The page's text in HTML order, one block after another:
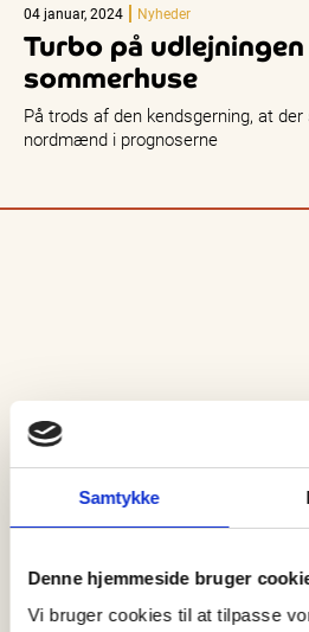
Samtykke
Denne hjemmeside bruger
Vi bruger cookies til at tilpasse
04 januar, 2024 Nyheder
Turbo på
sommerhuse
På trods af den kendsgerning, at
nordmænd i prognoserne